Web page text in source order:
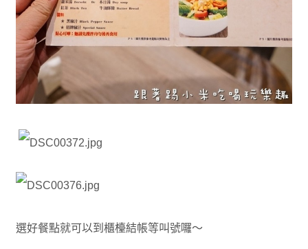
選好餐點就可以到櫃檯結帳等叫號囉～